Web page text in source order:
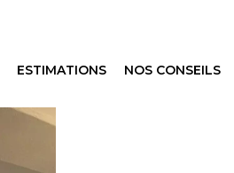
ESTIMATIONS NOS CONSEILS